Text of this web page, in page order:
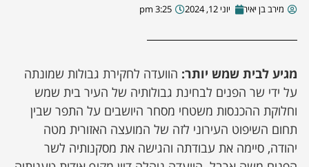
מירב בן יאיר יוני 12, 2024 3:25 pm
מגיע לבית שמש יותר: הוועדה לחקירת גבולות שמונתה
על ידי שר הפנים לבחינת גבולותיה של העיר בית שמש
וחלוקת ההכנסות משטחי מסחר היושבים על התפר שבין
תחום השיפוט העירוני לזה של המועצה האזורית מטה
יהודה, סיימה את עבודתה והגישה את מסקנותיה לשר